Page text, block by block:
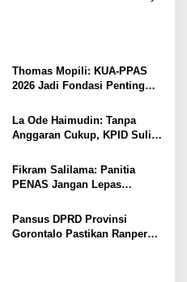
Thomas Mopili: KUA-PPAS
2026 Jadi Fondasi Penting
La Ode Haimudin: Tanpa
Anggaran Cukup, KPID Sulit
Fikram Salilama: Panitia
PENAS Jangan Lepas
Pansus
Pansus DPRD Provinsi
Gorontalo Pastikan Ranperda